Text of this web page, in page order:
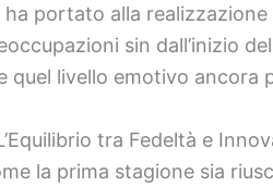
portato alla
sin dall’inizio
quel livello emotivo ancora
tra Fedeltà e
la prima stagione sia